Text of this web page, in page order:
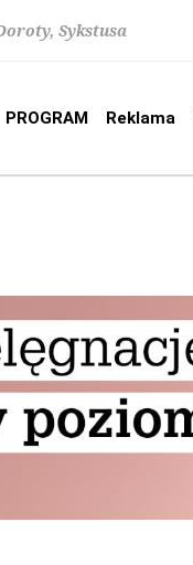
Sykstusa
PROGRAM Reklama